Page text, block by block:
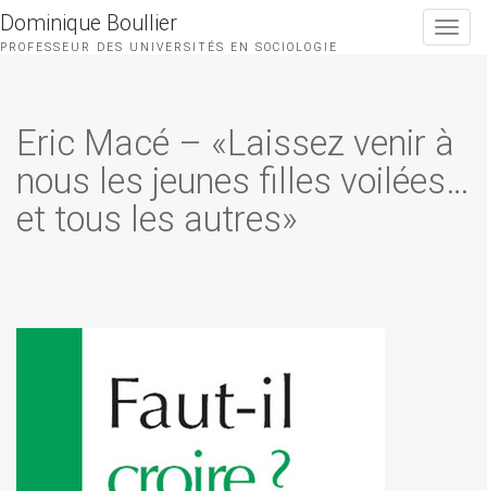
Toggle
Dominique Boullier
PROFESSEUR DES UNIVERSITÉS EN SOCIOLOGIE
Eric Macé – «Laissez venir à
nous les jeunes filles voilées…
et tous les autres»